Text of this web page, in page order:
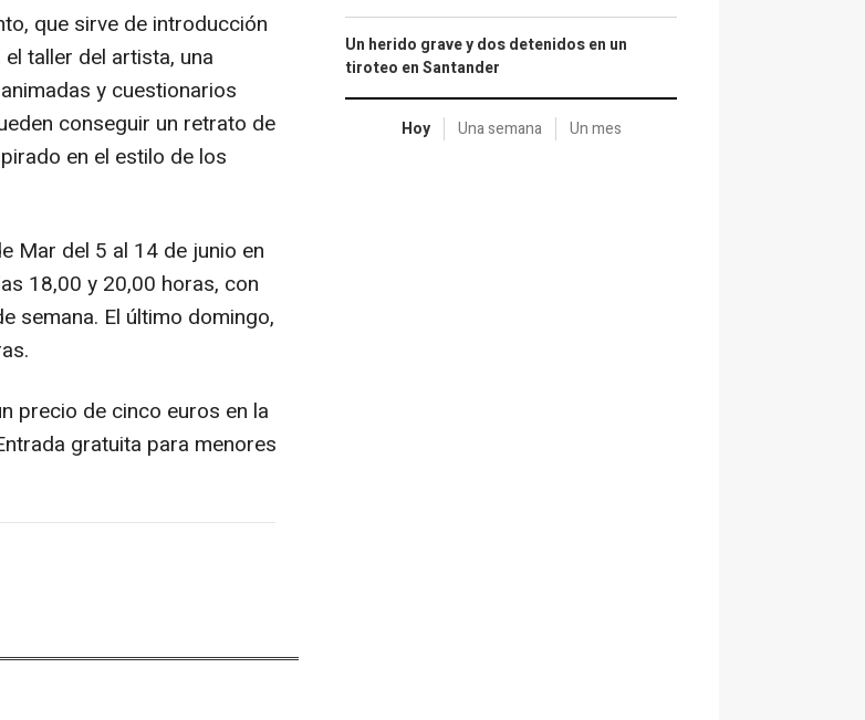
que sirve de introducción
taller del artista, una
y cuestionarios
conseguir un retrato de
en el estilo de los
Mar del 5 al 14 de junio en
18,00 y 20,00 horas, con
semana. El último domingo,
precio de cinco euros en la
gratuita para menores
Un herido grave y dos detenidos en un
tiroteo en Santander
Hoy Una semana Un mes